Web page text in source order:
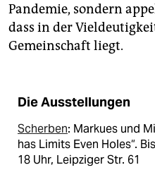
Pandemie, sondern
dass in der
Gemeinschaft liegt.
Die Ausstellungen
Scherben: Markues und
has Limits Even Holes“.
18 Uhr, Leipziger Str. 61